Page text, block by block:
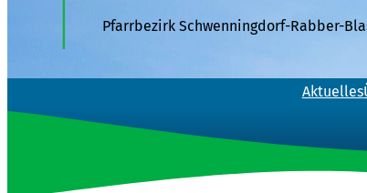
Pfarrbezirk Schwenningdorf-Rabber-
Aktuelles